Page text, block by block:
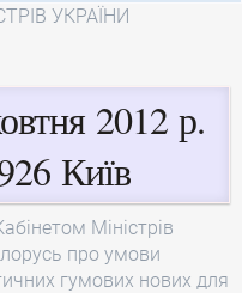
УКРАЇНИ
2012 р.
Київ
Міністрів
про умови
гумових нових для